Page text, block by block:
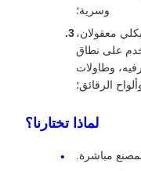
وسرية؛
معقولان،
على نطاق
وطاولات
الرقائق؛
لماذا تختارنا؟
مباشرة.